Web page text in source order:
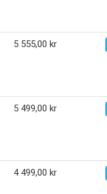
5 555,00 kr
5 499,00 kr
4 499,00 kr